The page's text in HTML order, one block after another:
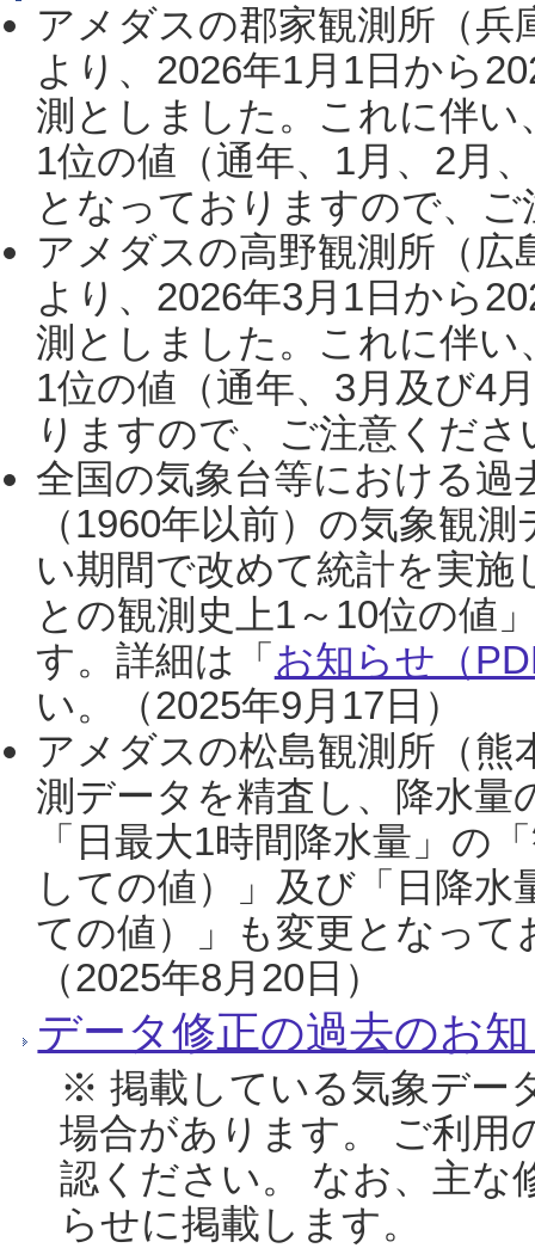
アメダスの郡家観測所（
より、2026年1月1日から
測としました。これに伴い
1位の値（通年、1月、2月
となっておりますので、
アメダスの高野観測所（
より、2026年3月1日から
測としました。これに伴い
1位の値（通年、3月及び4
りますので、ご注意くだ
全国の気象台等における過
（1960年以前）の気象観
い期間で改めて統計を実
との観測史上1～10位の値
す。詳細は「 お知らせ（
い。（2025年9月17日）
アメダスの松島観測所（熊
測データを精査し、降水
「日最大1時間降水量」の
しての値）」及び「日降
ての値）」も変更となっ
（2025年8月20日）
データ修正の過去のお
※ 掲載している気象デー
場合があります。 ご利用
認ください。 なお、主な
らせに掲載します。